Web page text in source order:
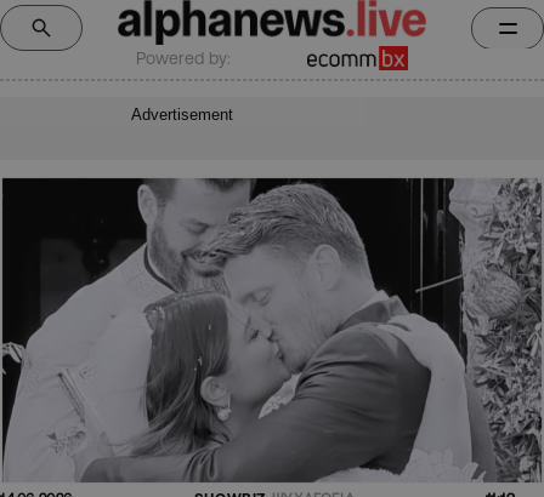
Powered by:
Advertisement